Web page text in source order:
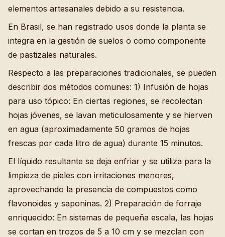
elementos artesanales debido a su resistencia.
En Brasil, se han registrado usos donde la planta se
integra en la gestión de suelos o como componente
de pastizales naturales.
Respecto a las preparaciones tradicionales, se pueden
describir dos métodos comunes: 1) Infusión de hojas
para uso tópico: En ciertas regiones, se recolectan
hojas jóvenes, se lavan meticulosamente y se hierven
en agua (aproximadamente 50 gramos de hojas
frescas por cada litro de agua) durante 15 minutos.
El líquido resultante se deja enfriar y se utiliza para la
limpieza de pieles con irritaciones menores,
aprovechando la presencia de compuestos como
flavonoides y saponinas. 2) Preparación de forraje
enriquecido: En sistemas de pequeña escala, las hojas
se cortan en trozos de 5 a 10 cm y se mezclan con